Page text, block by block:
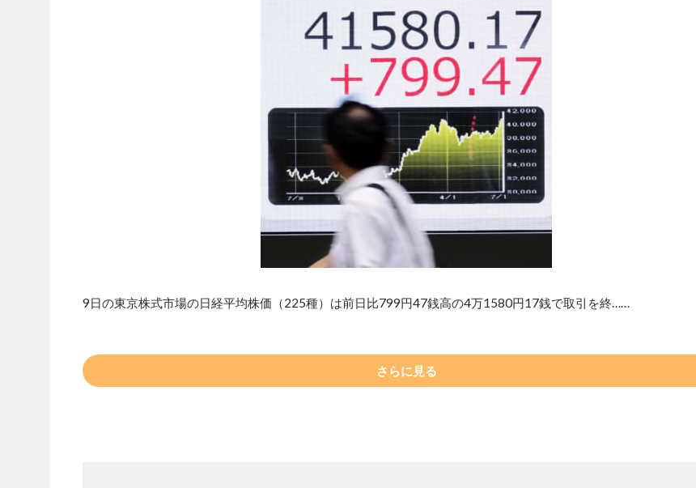
9日の東京株式市場の日経平均株価（225種）は前日比799円47銭高の4万1580円17銭で取引を終……
さらに見る